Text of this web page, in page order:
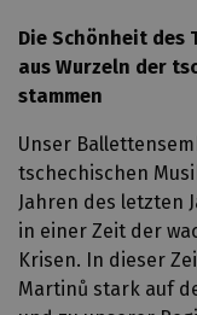
Die Schönheit des
aus Wurzeln der
stammen
Unser
tschechischen
Jahren des letzten
in einer Zeit der
Krisen. In dieser
Martinů stark auf